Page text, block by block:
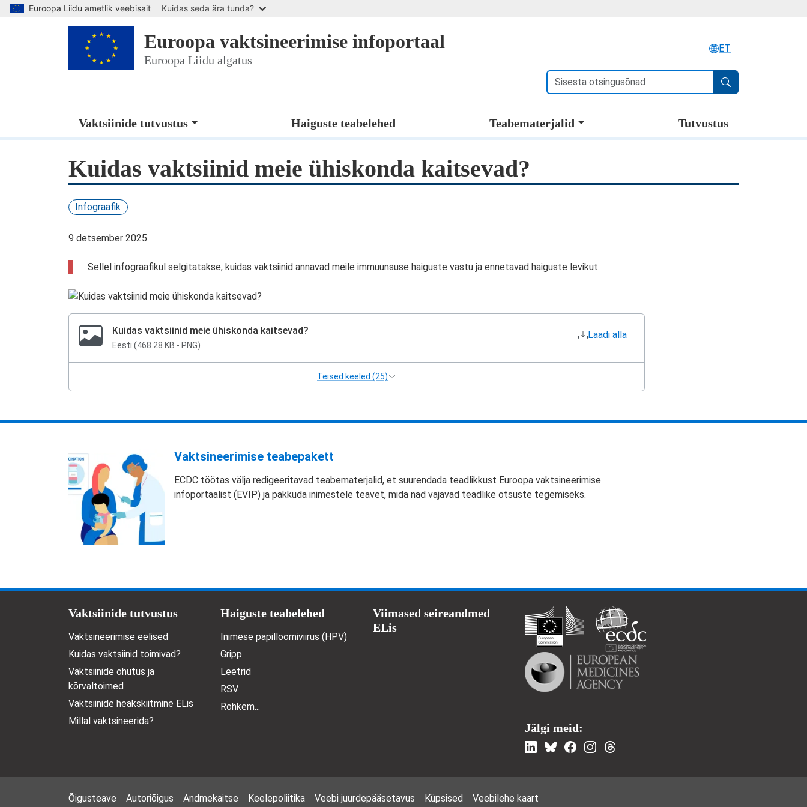
Euroopa Liidu ametlik veebisait Kuidas seda ära tunda?
Euroopa vaktsineerimise infoportaal
Euroopa Liidu algatus
Otsi
ET
Main Navigation (desktop)
Vaktsiinide tutvustus Haiguste teabelehed Teabematerjalid Tutvustus
Kuidas vaktsiinid meie ühiskonda kaitsevad?
Infograafik
9 detsember 2025
Sellel infograafikul selgitatakse, kuidas vaktsiinid annavad meile immuunsuse haiguste vastu ja ennetavad haiguste levikut.
Kuidas vaktsiinid meie ühiskonda kaitsevad?
Eesti (468.28 KB - PNG)
Laadi alla
Teised keeled (25)
Vaktsineerimise teabepakett
ECDC töötas välja redigeeritavad teabematerjalid, et suurendada teadlikkust Euroopa vaktsineerimise
infoportaalist (EVIP) ja pakkuda inimestele teavet, mida nad vajavad teadlike otsuste tegemiseks.
Doormat menu
Vaktsiinide tutvustus
Vaktsineerimise eelised
Kuidas vaktsiinid toimivad?
Vaktsiinide ohutus ja
kõrvaltoimed
Vaktsiinide heakskiitmine ELis
Millal vaktsineerida?
Haiguste teabelehed
Inimese papilloomiviirus (HPV)
Gripp
Leetrid
RSV
Rohkem...
Viimased seireandmed
ELis
Jälgi meid:
Footer Menu
Õigusteave Autoriõigus Andmekaitse Keelepoliitika Veebi juurdepääsetavus Küpsised Veebilehe kaart